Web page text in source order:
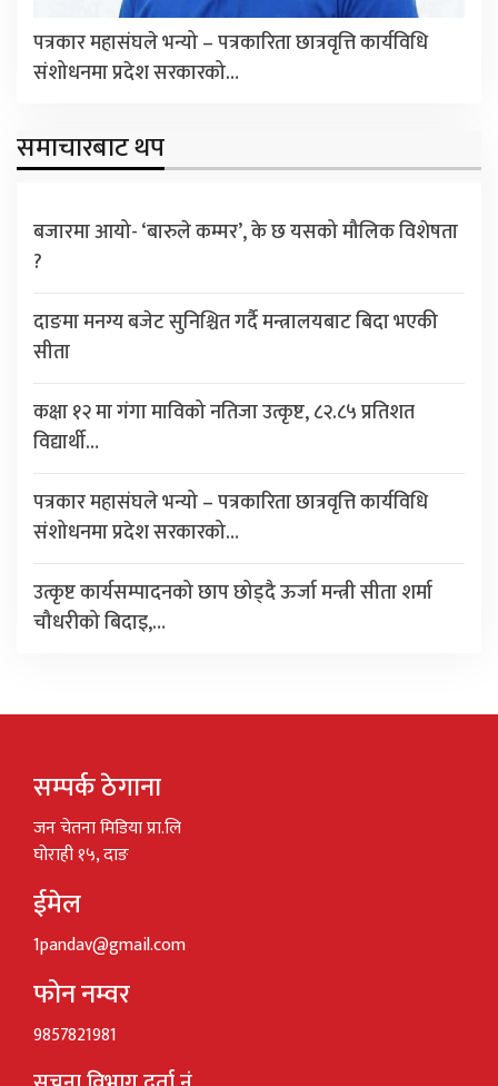
पत्रकार महासंघले भन्यो – पत्रकारिता छात्रवृत्ति कार्यविधि
संशोधनमा प्रदेश सरकारको…
समाचारबाट थप
बजारमा आयो- ‘बारुले कम्मर’, के छ यसको मौलिक विशेषता
?
दाङमा मनग्य बजेट सुनिश्चित गर्दै मन्त्रालयबाट बिदा भएकी
सीता
कक्षा १२ मा गंगा माविको नतिजा उत्कृष्ट, ८२.८५ प्रतिशत
विद्यार्थी…
पत्रकार महासंघले भन्यो – पत्रकारिता छात्रवृत्ति कार्यविधि
संशोधनमा प्रदेश सरकारको…
उत्कृष्ट कार्यसम्पादनको छाप छोड्दै ऊर्जा मन्त्री सीता शर्मा
चौधरीको बिदाइ,…
सम्पर्क ठेगाना
जन चेतना मिडिया प्रा.लि
घोराही १५, दाङ
ईमेल
1pandav@gmail.com
फोन नम्वर
9857821981